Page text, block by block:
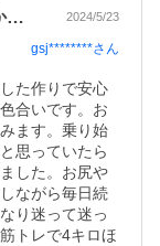
思ったより大きかったですが、しっかりと… 2024/5/23
gsj********さん
た作りで安心
合いです。お
ます。乗り始
思っていたら
した。お尻や
ながら毎日続
り迷って迷っ
トレで4キロほ